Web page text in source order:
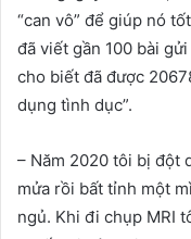
“can vô” để giúp nó
đã viết gần 100 bài
cho biết đã được
dụng tình dục”.
– Năm 2020 tôi bị đột
mửa rồi bất tỉnh một
ngủ. Khi đi chụp MRI